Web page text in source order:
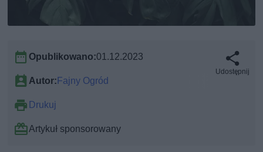
Opublikowano:01.12.2023
Autor:Fajny Ogród
Drukuj
Artykuł sponsorowany
Udostępnij